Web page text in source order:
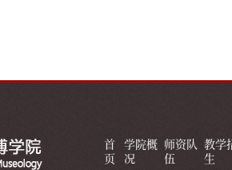
首
页
学院概
况
师资队
伍
教学
生